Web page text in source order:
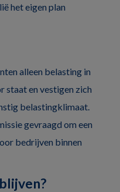
het eigen plan
alleen belasting in
staat en vestigen zich
belastingklimaat.
gevraagd om een
bedrijven binnen